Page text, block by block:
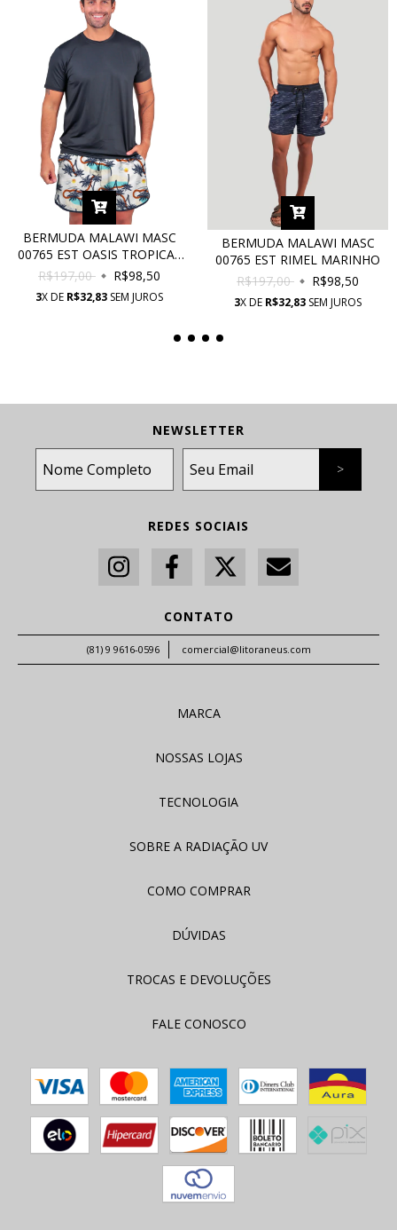
BERMUDA MALAWI MASC
00765 EST OASIS TROPICAL
COM PROTEÇÃO UV
R$197,00 R$98,50
3X DE R$32,83 SEM JUROS
BERMUDA MALAWI MASC
00765 EST RIMEL MARINHO
R$197,00
R$98,50
3X DE R$32,83 SEM JUROS
NEWSLETTER
REDES SOCIAIS
CONTATO
(81) 9 9616-0596 comercial@litoraneus.com
MARCA
NOSSAS LOJAS
TECNOLOGIA
SOBRE A RADIAÇÃO UV
COMO COMPRAR
DÚVIDAS
TROCAS E DEVOLUÇÕES
FALE CONOSCO